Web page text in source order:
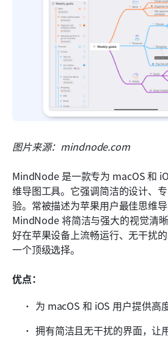
图片来源：mindnode.com
MindNode 是一款专为 macOS 和
维导图工具。它强调简洁的设计、
验。常被描述为苹果用户最佳思维导
MindNode 将简洁与强大的视觉清
好在苹果设备上流畅运行、无干扰
一个顶级选择。
优点：
为 macOS 和 iOS 用户提供高
拥有简洁且无干扰的界面，让